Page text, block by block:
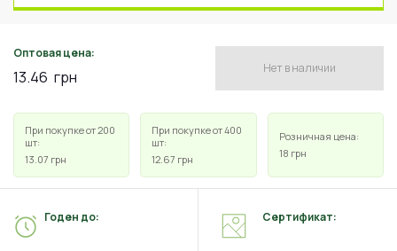
Оптовая цена:
13.46 грн Нет в наличии
При покупке от 200
шт:
13.07 грн
При покупке от 400
шт:
12.67 грн
Розничная цена:
18 грн
Годен до: Сертификат: